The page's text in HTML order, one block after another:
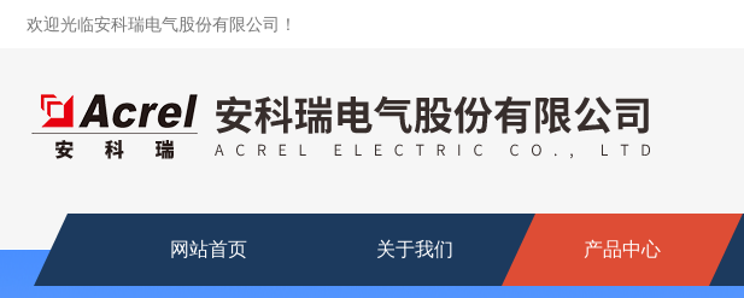
欢迎光临安科瑞电气股份有限公司！
网站首页 关于我们 产品中心